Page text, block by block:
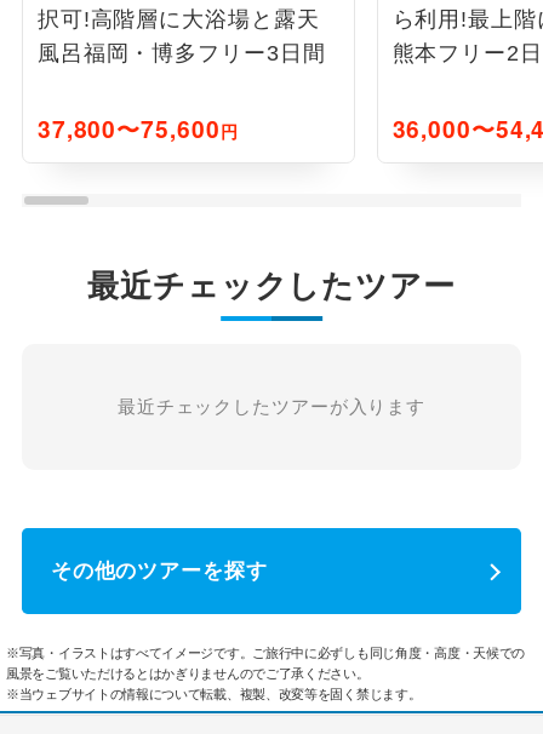
択可!高階層に大浴場と露天
風呂福岡・博多フリー3日間
37,800〜75,600円
ら利用!最上
熊本フリー2
36,000〜
最近チェックしたツアー
最近チェックしたツアーが入ります
その他のツアーを探す
※写真・イラストはすべてイメージです。ご旅行中に必ずしも同じ角度・高度・天候での
風景をご覧いただけるとはかぎりませんのでご了承ください。
※当ウェブサイトの情報について転載、複製、改変等を固く禁じます。